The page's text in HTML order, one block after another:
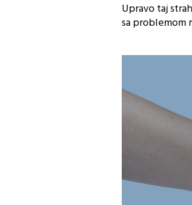
Upravo taj
sa problemom